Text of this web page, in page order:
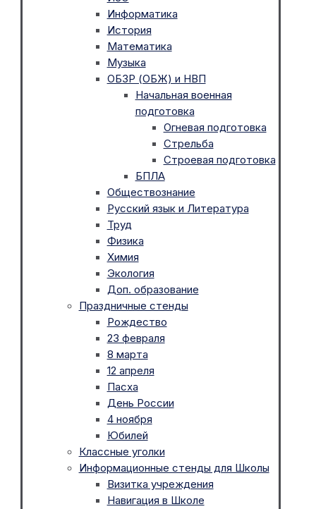
Информатика
История
Математика
Музыка
ОБЗР (ОБЖ) и НВП
Начальная военная
подготовка
Огневая подготовка
Стрельба
Строевая подготовка
БПЛА
Обществознание
Русский язык и Литература
Труд
Физика
Химия
Экология
Доп. образование
Праздничные стенды
Рождество
23 февраля
8 марта
12 апреля
Пасха
День России
4 ноября
Юбилей
Классные уголки
Информационные стенды для Школы
Визитка учреждения
Навигация в Школе